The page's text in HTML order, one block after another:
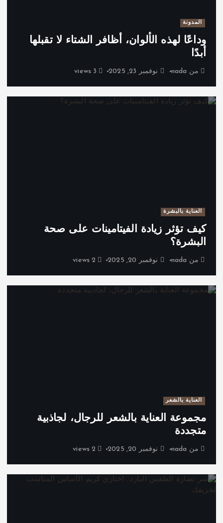
المدونة
وداعًا لهذه الألوان، أظافر الشتاء لا تقبلها
أبدًا
من nada نوفمبر 23, 2025
العناية بالبشرة
كيف تؤثر زيادة الفيتامينات على صحة
البشرة؟
من nada نوفمبر 20, 2025
العناية بالشعر
مجموعة العناية بالشعر للرجال، لجاذبية
متجددة
من nada نوفمبر 20, 2025